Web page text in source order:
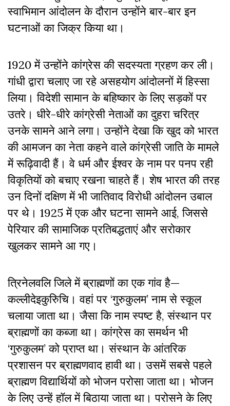
स्वाभिमान आंदोलन के दौरान उन्होंने बार-बार इन
घटनाओं का जिक्र किया था।
1920 में उन्होंने कांग्रेस की सदस्यता ग्रहण कर ली।
गांधी द्वारा चलाए जा रहे असहयोग आंदोलनों में हिस्सा
लिया। विदेशी सामान के बहिष्कार के लिए सड़कों पर
उतरे। धीरे-धीरे कांग्रेसी नेताओं का दुहरा चरित्र
उनके सामने आने लगा। उन्होंने देखा कि खुद को भारत
की आमजन का नेता कहने वाले कांग्रेसी जाति के मामले
में रूढ़िवादी हैं। वे धर्म और ईश्वर के नाम पर पनप रही
विकृतियों को बचाए रखना चाहते हैं। शेष भारत की तरह
उन दिनों दक्षिण में भी जातिवाद विरोधी आंदोलन उबाल
पर थे। 1925 में एक और घटना सामने आई, जिससे
पेरियार की सामाजिक प्रतिबद्धताएं और सरोकार
खुलकर सामने आ गए।
त्रिनेलवलि जिले में ब्राह्मणों का एक गांव है—
कल्लीदेइकुरिुचि। वहां पर ‘गुरुकुलम’ नाम से स्कूल
चलाया जाता था। जैसा कि नाम स्पष्ट है, संस्थान पर
ब्राह्मणों का कब्जा था। कांग्रेस का समर्थन भी
‘गुरुकुलम’ को प्राप्त था। संस्थान के आंतरिक
प्रशासन पर ब्राह्मणवाद हावी था। उसमें सबसे पहले
ब्राह्मण विद्यार्थियों को भोजन परोसा जाता था। भोजन
के लिए उन्हें हॉल में बिठाया जाता था। परोसने के लिए